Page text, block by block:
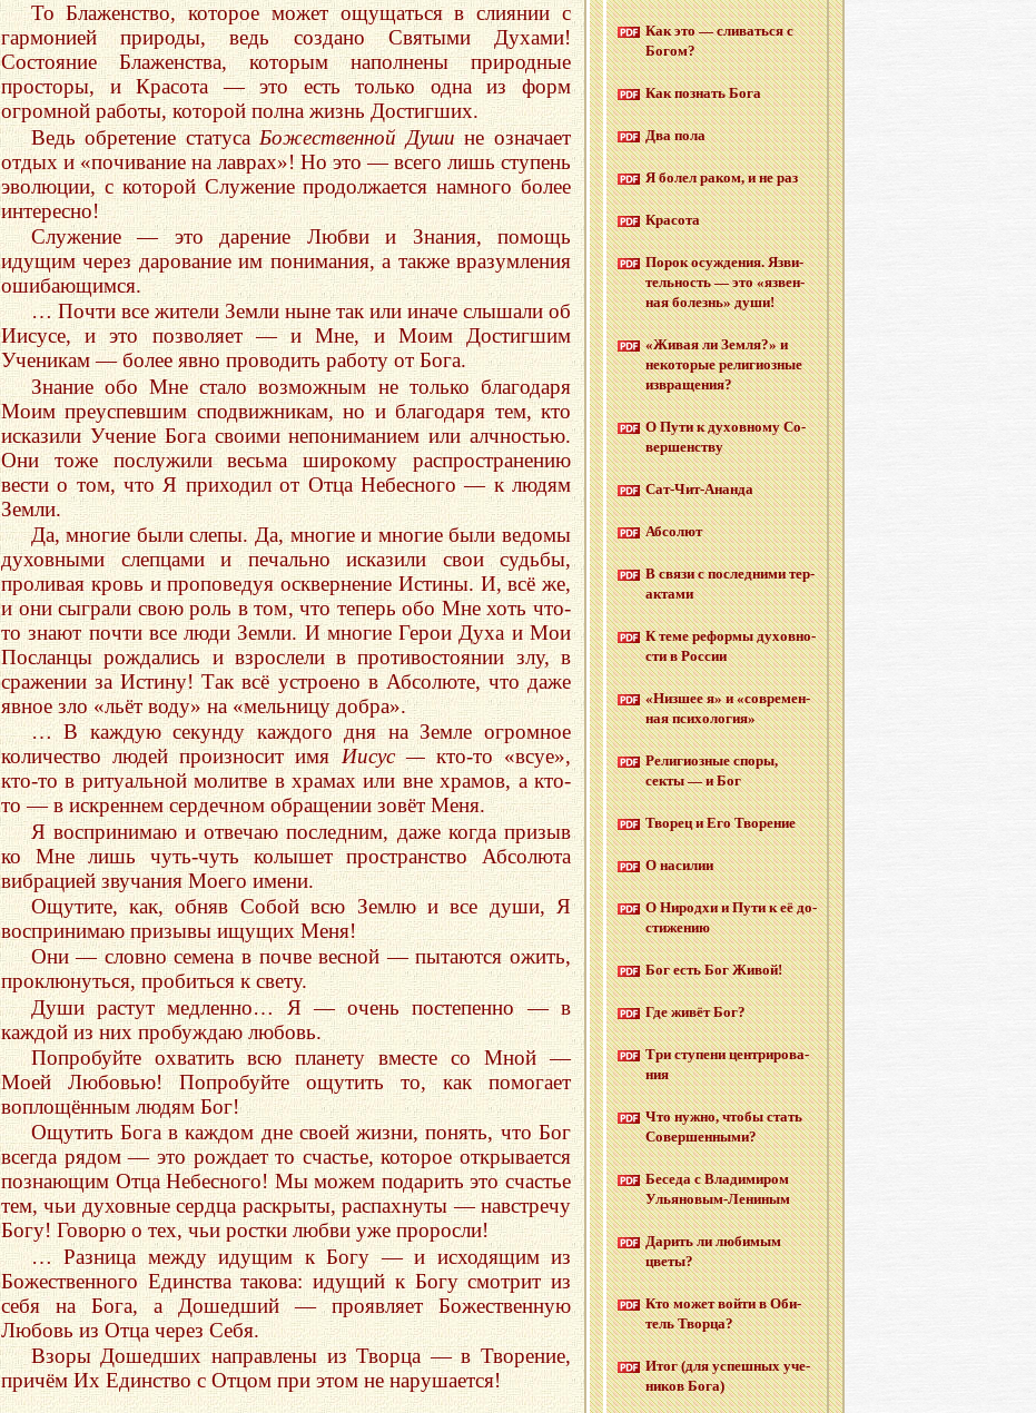
То Блаженство, которое может ощущаться в слиянии с
гармонией природы, ведь создано Святыми Духами!
Состояние Блаженства, которым наполнены природные
просторы, и Красота — это есть только одна из форм
огромной работы, которой полна жизнь Достигших.
Ведь обретение статусаБожественной Душине означает
отдых и «почивание на лаврах»! Но это — всего лишь ступень
эволюции, с которой Служение продолжается намного более
интересно!
Служение — это дарение Любви и Знания, помощь
идущим через дарование им понимания, а также вразумления
ошибающимся.
… Почти все жители Земли ныне так или иначе слышали об
Иисусе, и это позволяет — и Мне, и Моим Достигшим
Ученикам — более явно проводить работу от Бога.
Знание обо Мне стало возможным не только благодаря
Моим преуспевшим сподвижникам, но и благодаря тем, кто
исказили Учение Бога своими непониманием или алчностью.
Они тоже послужили весьма широкому распространению
вести о том, что Я приходил от Отца Небесного — к людям
Земли.
Да, многие были слепы. Да, многие и многие были ведомы
духовными слепцами и печально исказили свои судьбы,
проливая кровь и проповедуя осквернение Истины. И, всё же,
и они сыграли свою роль в том, что теперь обо Мне хоть что-
то знают почти все люди Земли. И многие Герои Духа и Мои
Посланцы рождались и взрослели в противостоянии злу, в
сражении за Истину! Так всё устроено в Абсолюте, что даже
явное зло «льёт воду» на «мельницу добра».
… В каждую секунду каждого дня на Земле огромное
количество людей произносит имяИисус —кто-то «всуе»,
кто-то в ритуальной молитве в храмах или вне храмов, а кто-
то — в искреннем сердечном обращении зовёт Меня.
Я воспринимаю и отвечаю последним, даже когда призыв
ко Мне лишь чуть-чуть колышет пространство Абсолюта
вибрацией звучания Моего имени.
Ощутите, как, обняв Собой всю Землю и все души, Я
воспринимаю призывы ищущих Меня!
Они — словно семена в почве весной — пытаются ожить,
проклюнуться, пробиться к свету.
Души растут медленно… Я — очень постепенно — в
каждой из них пробуждаю любовь.
Попробуйте охватить всю планету вместе со Мной —
Моей Любовью! Попробуйте ощутить то, как помогает
воплощённым людям Бог!
Ощутить Бога в каждом дне своей жизни, понять, что Бог
всегда рядом — это рождает то счастье, которое открывается
познающим Отца Небесного! Мы можем подарить это счастье
тем, чьи духовные сердца раскрыты, распахнуты — навстречу
Богу! Говорю о тех, чьи ростки любви уже проросли!
… Разница между идущим к Богу — и исходящим из
Божественного Единства такова: идущий к Богу смотрит из
себя на Бога, а Дошедший — проявляет Божественную
Любовь из Отца через Себя.
Взоры Дошедших направлены из Творца — в Творение,
причём Их Единство с Отцом при этом не нарушается!
Как это — сли­вать­ся с
Богом?
Как по­знать Бога
Два пола
Я болел раком, и не раз
Кра­со­та
Порок осуж­де­ния. Яз­ви­
тель­ность — это «яз­вен­
ная бо­лезнь» души!
«Живая ли Земля?» и
неко­то­рые ре­ли­ги­оз­ные
из­вра­ще­ния?
О Пути к ду­хов­но­му Со­
вер­шен­ству
Сат-Чит-Анан­да
Аб­со­лют
В связи с по­след­ни­ми тер­
ак­та­ми
К теме ре­фор­мы ду­хов­но­
сти в Рос­сии
«Низ­шее я» и «со­вре­мен­
ная пси­хо­ло­гия»
Ре­ли­ги­оз­ные споры,
секты — и Бог
Тво­рец и Его Тво­ре­ние
О на­си­лии
О Ни­род­хи и Пути к её до­
сти­же­нию
Бог есть Бог Живой!
Где живёт Бог?
Три сту­пе­ни цен­три­ро­ва­
ния
Что нужно, чтобы стать
Со­вер­шен­ны­ми?
Бе­се­да с Вла­ди­ми­ром
Улья­но­вым-Ле­ни­ным
Да­рить ли лю­би­мым
цветы?
Кто может войти в Оби­
тель Твор­ца?
Итог (для успеш­ных уче­
ни­ков Бога)